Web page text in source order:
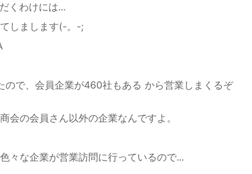
くわけには...
しまします(-。-;
ので、会員企業が460社もある から営業しまくるぞ
会の会員さん以外の企業なんですよ。
々な企業が営業訪問に行っているので...